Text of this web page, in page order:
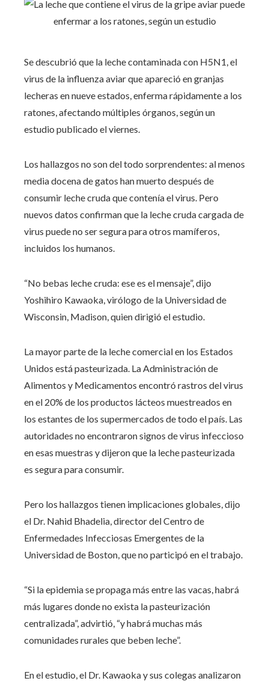
Se descubrió que la leche contaminada con H5N1, el
virus de la influenza aviar que apareció en granjas
lecheras en nueve estados, enferma rápidamente a los
ratones, afectando múltiples órganos, según un
estudio publicado el viernes.
Los hallazgos no son del todo sorprendentes: al menos
media docena de gatos han muerto después de
consumir leche cruda que contenía el virus. Pero
nuevos datos confirman que la leche cruda cargada de
virus puede no ser segura para otros mamíferos,
incluidos los humanos.
“No bebas leche cruda: ese es el mensaje”, dijo
Yoshihiro Kawaoka, virólogo de la Universidad de
Wisconsin, Madison, quien dirigió el estudio.
La mayor parte de la leche comercial en los Estados
Unidos está pasteurizada. La Administración de
Alimentos y Medicamentos encontró rastros del virus
en el 20% de los productos lácteos muestreados en
los estantes de los supermercados de todo el país. Las
autoridades no encontraron signos de virus infeccioso
en esas muestras y dijeron que la leche pasteurizada
es segura para consumir.
Pero los hallazgos tienen implicaciones globales, dijo
el Dr. Nahid Bhadelia, director del Centro de
Enfermedades Infecciosas Emergentes de la
Universidad de Boston, que no participó en el trabajo.
“Si la epidemia se propaga más entre las vacas, habrá
más lugares donde no exista la pasteurización
centralizada”, advirtió, “y habrá muchas más
comunidades rurales que beben leche”.
En el estudio, el Dr. Kawaoka y sus colegas analizaron